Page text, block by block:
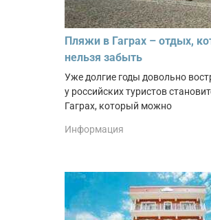
Пляжи в Гаграх – отдых,
нельзя забыть
Уже долгие годы довольно
у российских туристов
Гаграх, который можно
Информация